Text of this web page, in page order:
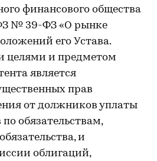
финансового общества
№ 39-ФЗ «О рынке
его Устава.
целями и предметом
является
прав
от должников уплаты
обязательствам,
и
облигаций,